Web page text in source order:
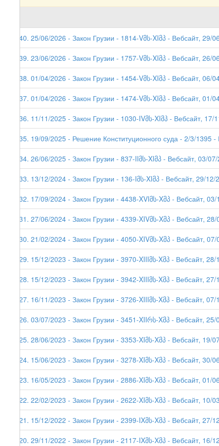
140. 25/06/2026 - Закон Грузии - 1814-Vმს-XIმპ - Вебсайт, 29/
139. 23/06/2026 - Закон Грузии - 1757-Vმს-XIმპ - Вебсайт, 26/
138. 01/04/2026 - Закон Грузии - 1454-Vმს-XIმპ - Вебсайт, 06/
137. 01/04/2026 - Закон Грузии - 1474-Vმს-XIმპ - Вебсайт, 01/
136. 11/11/2025 - Закон Грузии - 1030-IVმს-XIმპ - Вебсайт, 17/
135. 19/09/2025 - Решение Конституционного суда - 2/3/1395
134. 26/06/2025 - Закон Грузии - 837-IIმს-XIმპ - Вебсайт, 03/
133. 13/12/2024 - Закон Грузии - 136-Iმს-XIმპ - Вебсайт, 29/12/
132. 17/09/2024 - Закон Грузии - 4438-XVIმს-Xმპ - Вебсайт,
131. 27/06/2024 - Закон Грузии - 4339-XIVმს-Xმპ - Вебсайт,
130. 21/02/2024 - Закон Грузии - 4050-XIVმს-Xმპ - Вебсайт,
129. 15/12/2023 - Закон Грузии - 3970-XIIIმს-Xმპ - Вебсайт,
128. 15/12/2023 - Закон Грузии - 3942-XIIIმს-Xმპ - Вебсайт,
127. 16/11/2023 - Закон Грузии - 3726-XIIIმს-Xმპ - Вебсайт,
126. 03/07/2023 - Закон Грузии - 3451-XIIრს-Xმპ - Вебсайт,
125. 28/06/2023 - Закон Грузии - 3353-XIმს-Xმპ - Вебсайт, 19/
124. 15/06/2023 - Закон Грузии - 3278-XIმს-Xმპ - Вебсайт, 30/
123. 16/05/2023 - Закон Грузии - 2886-XIმს-Xმპ - Вебсайт, 01/
122. 22/02/2023 - Закон Грузии - 2622-XIმს-Xმპ - Вебсайт, 10/
121. 15/12/2022 - Закон Грузии - 2399-IXმს-Xმპ - Вебсайт, 27/
120. 29/11/2022 - Закон Грузии - 2117-IXმს-Xმპ - Вебсайт, 16/